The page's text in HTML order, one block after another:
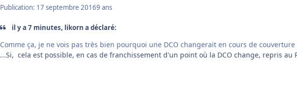
Publication: 17 septembre 20169 ans
il y a 7 minutes, likorn a déclaré:
Comme ça, je ne vois pas très bien pourquoi une DCO changerait en cours de couverture
...Si, cela est possible, en cas de franchissement d'un point où la DCO change, repris au